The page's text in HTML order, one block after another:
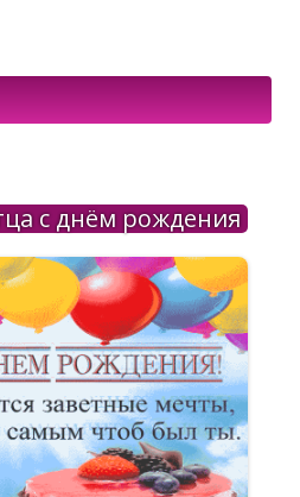
с днём рождения